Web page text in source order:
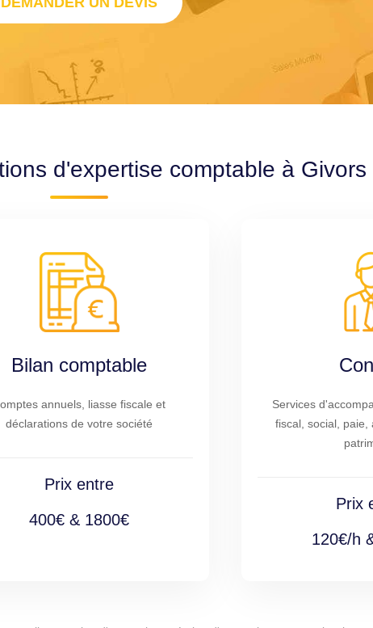
d'expertise comptable à Givors
Bilan comptable
annuels, liasse fiscale et
déclarations de votre société
Prix entre
400€ & 1800€
Services
fiscal, social, paie,
Prix
120€/h